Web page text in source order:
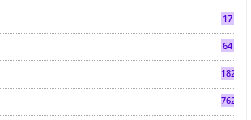
17
64
182
7624